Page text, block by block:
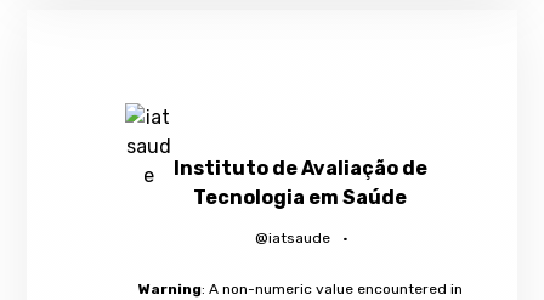
Instituto de Avaliação de
Tecnologia em Saúde
@iatsaude ·
Warning: A non-numeric value encountered in